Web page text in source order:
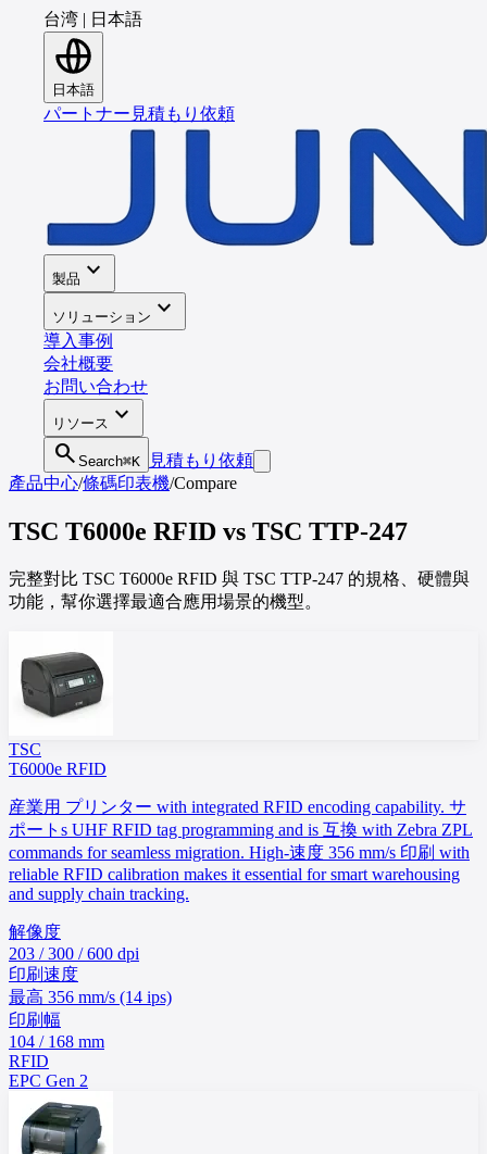
台湾 | 日本語
日本語
パートナー 見積もり依頼
製品 expand_more
ソリューション expand_more
導入事例
会社概要
お問い合わせ
リソース expand_more
search Search⌘K
見積もり依頼
產品中心/條碼印表機/Compare
TSC T6000e RFID vs TSC TTP-247
完整對比 TSC T6000e RFID 與 TSC TTP-247 的規格、硬體與
功能，幫你選擇最適合應用場景的機型。
TSC
T6000e RFID
産業用 プリンター with integrated RFID encoding capability. サ
ポートs UHF RFID tag programming and is 互換 with Zebra ZPL
commands for seamless migration. High-速度 356 mm/s 印刷 with
reliable RFID calibration makes it essential for smart warehousing
and supply chain tracking.
解像度
203 / 300 / 600 dpi
印刷速度
最高 356 mm/s (14 ips)
印刷幅
104 / 168 mm
RFID
EPC Gen 2